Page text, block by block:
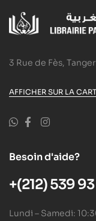
3 Rue de Fès,
AFFICHER SUR LA
Besoin d'aide?
+(212) 539
Lundi – Samedi: